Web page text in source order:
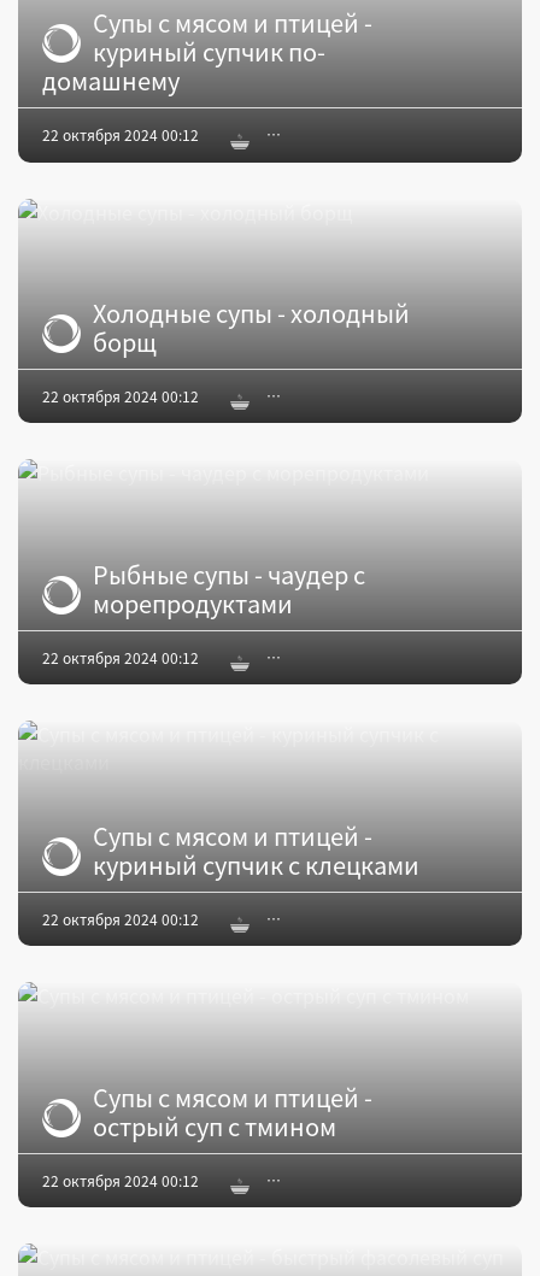
Супы с мясом и птицей -
куриный супчик по-
домашнему
22 октября 2024 00:12
Холодные супы - холодный
борщ
22 октября 2024 00:12
Рыбные супы - чаудер с
морепродуктами
22 октября 2024 00:12
Супы с мясом и птицей -
куриный супчик с клецками
22 октября 2024 00:12
Супы с мясом и птицей -
острый суп с тмином
22 октября 2024 00:12